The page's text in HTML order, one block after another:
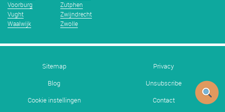
Voorburg
Vught
Waalwijk
Zutphen
Zwijndrecht
Zwolle
Sitemap
Privacy
Blog
Unsubscribe
Cookie instellingen
Contact